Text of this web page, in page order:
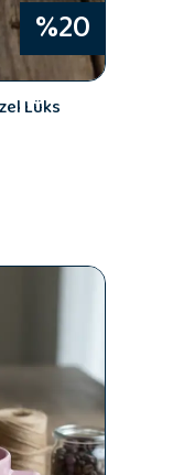
%20
Lüks